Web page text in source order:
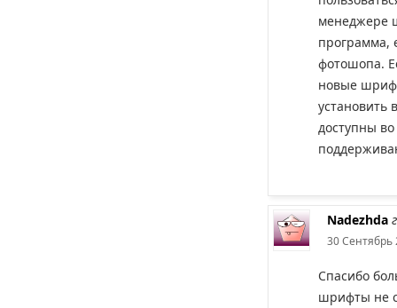
менеджере
программа,
фотошопа.
новые
установить
доступны
Nadezhda
30 Сентябрь
Спасибо
шрифты не